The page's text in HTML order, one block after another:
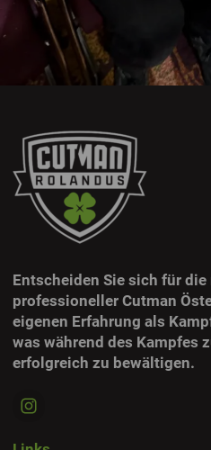
Entscheiden Sie sich für
professioneller Cutman
eigenen Erfahrung als
was während des Kampfes
erfolgreich zu bewältigen.